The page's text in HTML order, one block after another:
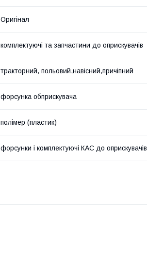
Оригінал
комплектуючі та запчастини до оприскувачів
тракторний, польовий,навісний,причіпний
форсунка обприскувача
полімер (пластик)
форсунки і комплектуючі КАС до оприскувачів